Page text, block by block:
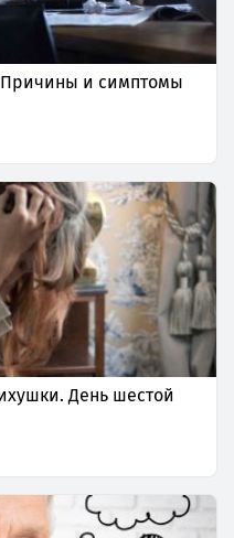
Причины и симптомы
День шестой